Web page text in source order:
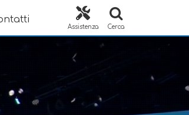
Assistenza Cerca